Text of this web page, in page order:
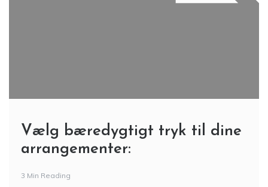
Vælg bæredygtigt tryk til dine
arrangementer:
3 Min Reading